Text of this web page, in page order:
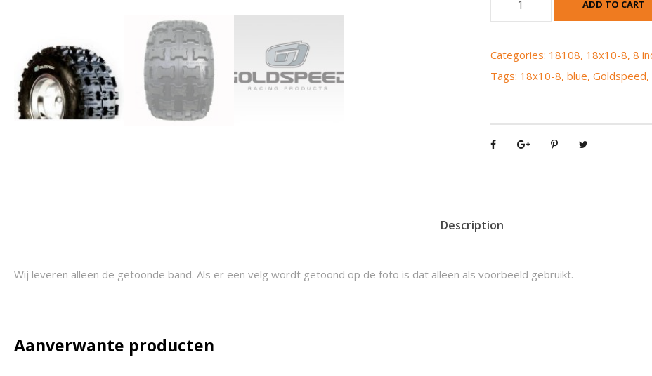
d
p
d
l
1
ADD TO CART
Categories: 18108, 18x10-8,8
Tags: 18x10-8,blue,Goldspeed,
Description
Wij leveren alleen de getoonde band. Als er een velg wordt getoond op de foto is dat alleen als voorbeeld gebruikt.
Aanverwante producten